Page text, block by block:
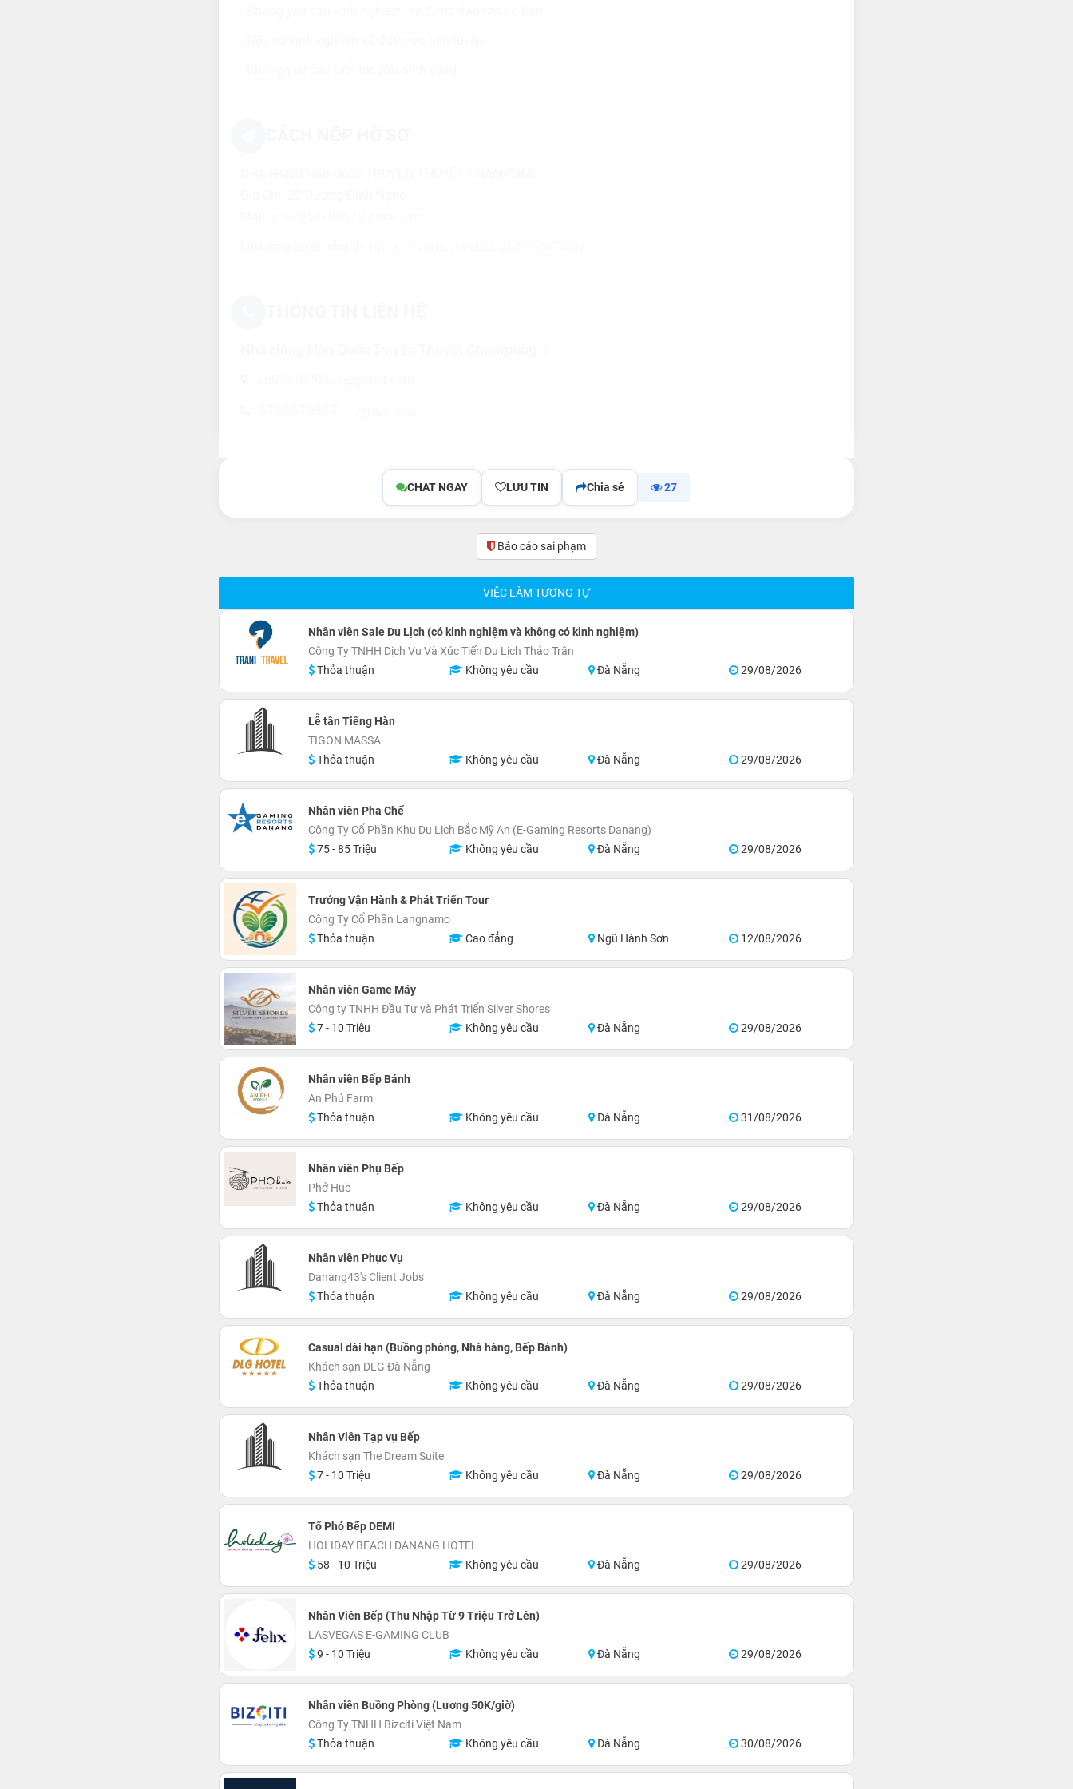
CHAT NGAY LƯU TIN Chia sẻ 27
Báo cáo sai phạm
VIỆC LÀM TƯƠNG TỰ
Nhân viên Sale Du Lịch (có kinh nghiệm và không có kinh nghiệm)
Công Ty TNHH Dịch Vụ Và Xúc Tiến Du Lịch Thảo Trân
Thỏa thuận
Không yêu cầu Đà Nẵng 29/08/2026
Lễ tân Tiếng Hàn
TIGON MASSA
Thỏa thuận
Không yêu cầu Đà Nẵng 29/08/2026
Nhân viên Pha Chế
Công Ty Cổ Phần Khu Du Lịch Bắc Mỹ An (E-Gaming Resorts Danang)
75 - 85 Triệu
Không yêu cầu Đà Nẵng 29/08/2026
Trưởng Vận Hành & Phát Triển Tour
Công Ty Cổ Phần Langnamo
Thỏa thuận
Cao đẳng Ngũ Hành Sơn 12/08/2026
Nhân viên Game Máy
Công ty TNHH Đầu Tư và Phát Triển Silver Shores
7 - 10 Triệu
Không yêu cầu Đà Nẵng 29/08/2026
Nhân viên Bếp Bánh
An Phú Farm
Thỏa thuận
Không yêu cầu Đà Nẵng 31/08/2026
Nhân viên Phụ Bếp
Phở Hub
Thỏa thuận
Không yêu cầu Đà Nẵng 29/08/2026
Nhân viên Phục Vụ
Danang43's Client Jobs
Thỏa thuận
Không yêu cầu Đà Nẵng 29/08/2026
Casual dài hạn (Buồng phòng, Nhà hàng, Bếp Bánh)
Khách sạn DLG Đà Nẵng
Thỏa thuận
Không yêu cầu Đà Nẵng 29/08/2026
Nhân Viên Tạp vụ Bếp
Khách sạn The Dream Suite
7 - 10 Triệu
Không yêu cầu Đà Nẵng 29/08/2026
Tổ Phó Bếp DEMI
HOLIDAY BEACH DANANG HOTEL
58 - 10 Triệu
Không yêu cầu Đà Nẵng 29/08/2026
Nhân Viên Bếp (Thu Nhập Từ 9 Triệu Trở Lên)
LASVEGAS E-GAMING CLUB
9 - 10 Triệu
Không yêu cầu Đà Nẵng 29/08/2026
Nhân viên Buồng Phòng (Lương 50K/giờ)
Công Ty TNHH Bizciti Việt Nam
Thỏa thuận
Không yêu cầu Đà Nẵng 30/08/2026